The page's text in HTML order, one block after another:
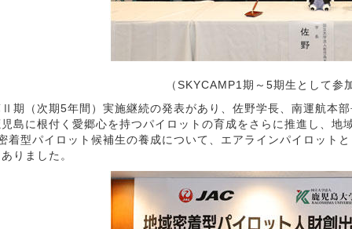
（SKYCAMP1期～5期生として参
（次期5年間）実施継続の発表があり、佐野学長、南運航本
島に根付く愛郷心を持つパイロットの育成をさらに推進し、地
型パイロット候補生の養成について、エアラインパイロット
りました。